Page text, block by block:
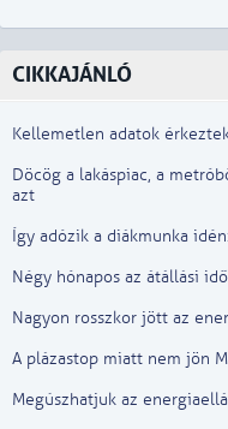
CIKKAJÁNLÓ
Kellemetlen adatok
Döcög a lakáspiac, a
azt
Így adózik a diákmunka
Négy hónapos az átállási
Nagyon rosszkor jött az
A plázastop miatt nem jön
Megúszhatjuk az